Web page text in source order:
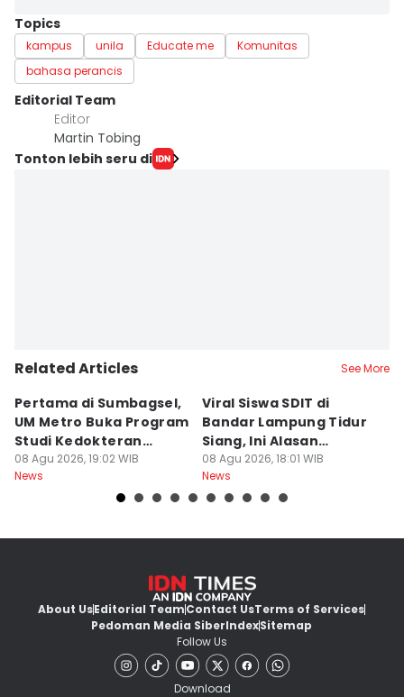
Topics
kampus unila Educate me
Komunitas
bahasa perancis
Editorial Team
Editor
Martin Tobing
Tonton lebih seru di
Related Articles See More
Pertama di Sumbagsel,
UM Metro Buka Program
Studi Kedokteran
Hewan
08 Agu 2026, 19:02 WIB
News
Viral Siswa SDIT di
Bandar Lampung Tidur
Siang, Ini Alasan
Sekolah
08 Agu 2026, 18:01 WIB
News
About UsEditorial TeamContact UsTerms of Services
Pedoman Media SiberIndexSitemap
Follow Us
Download